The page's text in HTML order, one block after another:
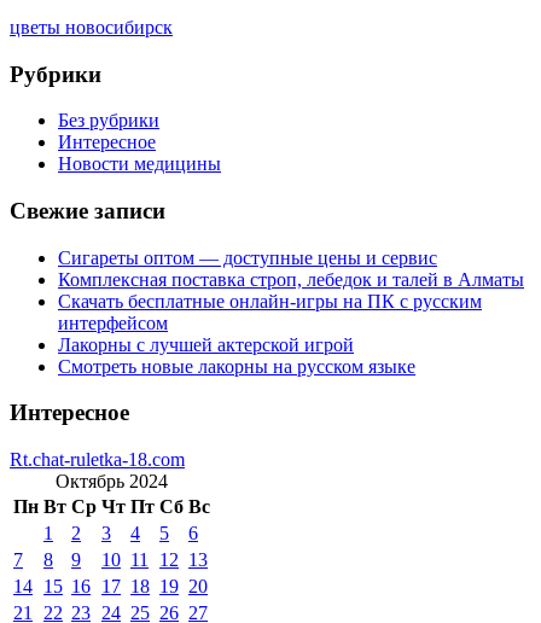
цветы новосибирск
Рубрики
Без рубрики
Интересное
Новости медицины
Свежие записи
Сигареты оптом — доступные цены и сервис
Комплексная поставка строп, лебедок и талей в Алматы
Скачать бесплатные онлайн-игры на ПК с русским
интерфейсом
Лакорны с лучшей актерской игрой
Смотреть новые лакорны на русском языке
Интересное
Rt.chat-ruletka-18.com
Октябрь 2024
Пн Вт Ср Чт Пт Сб Вс
1
2 3 4 5
6
7
8 9 10 11 12 13
14 15 16 17 18 19 20
21
22 23 24 25 26 27